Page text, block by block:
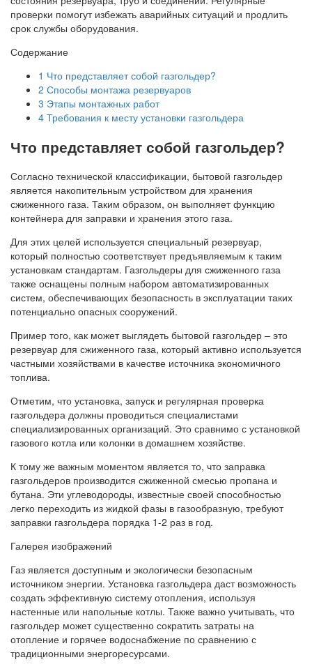
проверки помогут избежать аварийных ситуаций и продлить
срок службы оборудования.
Содержание
1 Что представляет собой газгольдер?
2 Способы монтажа резервуаров
3 Этапы монтажных работ
4 Требования к месту установки газгольдера
Что представляет собой газгольдер?
Согласно технической классификации, бытовой газгольдер
является накопительным устройством для хранения
сжиженного газа. Таким образом, он выполняет функцию
контейнера для заправки и хранения этого газа.
Для этих целей используется специальный резервуар,
который полностью соответствует предъявляемым к таким
установкам стандартам. Газгольдеры для сжиженного газа
также оснащены полным набором автоматизированных
систем, обеспечивающих безопасность в эксплуатации таких
потенциально опасных сооружений.
Пример того, как может выглядеть бытовой газгольдер – это
резервуар для сжиженного газа, который активно используется
частными хозяйствами в качестве источника экономичного
топлива.
Отметим, что установка, запуск и регулярная проверка
газгольдера должны проводиться специалистами
специализированных организаций. Это сравнимо с установкой
газового котла или колонки в домашнем хозяйстве.
К тому же важным моментом является то, что заправка
газгольдеров производится сжиженной смесью пропана и
бутана. Эти углеводороды, известные своей способностью
легко переходить из жидкой фазы в газообразную, требуют
заправки газгольдера порядка 1-2 раз в год.
Галерея изображений
Газ является доступным и экологически безопасным
источником энергии. Установка газгольдера даст возможность
создать эффективную систему отопления, используя
настенные или напольные котлы. Также важно учитывать, что
газгольдер может существенно сократить затраты на
отопление и горячее водоснабжение по сравнению с
традиционными энергоресурсами.